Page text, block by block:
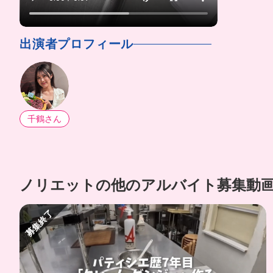
出演者プロフィール
千鶴さん
ノリエットの他のアルバイト募集動
募集終了